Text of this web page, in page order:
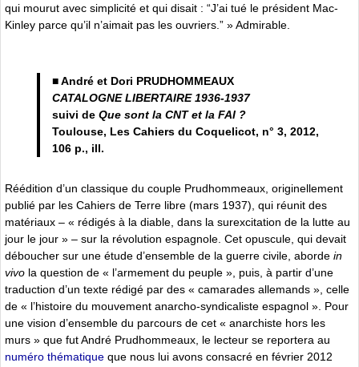
qui mourut avec simplicité et qui disait : “J’ai tué le président Mac-
Kinley parce qu’il n’aimait pas les ouvriers.” » Admirable.
■ André et Dori PRUDHOMMEAUX
CATALOGNE LIBERTAIRE 1936-1937
suivi de Que sont la CNT et la FAI ?
Toulouse, Les Cahiers du Coquelicot, n° 3, 2012,
106 p., ill.
Réédition d’un classique du couple Prudhommeaux, originellement
publié par les Cahiers de Terre libre (mars 1937), qui réunit des
matériaux – « rédigés à la diable, dans la surexcitation de la lutte au
jour le jour » – sur la révolution espagnole. Cet opuscule, qui devait
déboucher sur une étude d’ensemble de la guerre civile, aborde in
vivo la question de « l’armement du peuple », puis, à partir d’une
traduction d’un texte rédigé par des « camarades allemands », celle
de « l’histoire du mouvement anarcho-syndicaliste espagnol ». Pour
une vision d’ensemble du parcours de cet « anarchiste hors les
murs » que fut André Prudhommeaux, le lecteur se reportera au
numéro thématique que nous lui avons consacré en février 2012